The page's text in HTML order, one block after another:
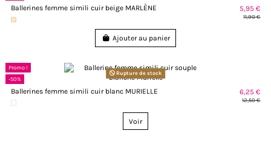
Ballerines femme simili cuir beige MARLÈNE 5,95 €
11,90 €
Ajouter au panier
Promo !
-50%
Rupture de stock
Ballerines femme simili cuir blanc MURIELLE 6,25 €
12,50 €
Voir